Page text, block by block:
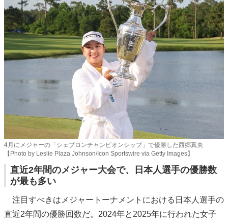
4月にメジャーの「シェブロンチャンピオンシップ」で優勝した西郷真央
【Photo by Leslie Plaza Johnson/Icon Sportswire via Getty Images】
直近2年間のメジャー大会で、日本人選手の優勝数
が最も多い
注目すべきはメジャートーナメントにおける日本人選手の
直近2年間の優勝回数だ。2024年と2025年に行われた女子